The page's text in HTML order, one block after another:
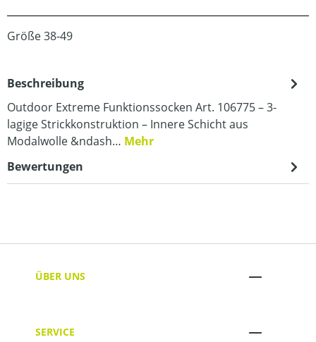
Größe 38-49
Beschreibung
Outdoor Extreme Funktionssocken Art. 106775 – 3-
lagige Strickkonstruktion – Innere Schicht aus
Modalwolle &ndash… Mehr
Bewertungen
ÜBER UNS
SERVICE